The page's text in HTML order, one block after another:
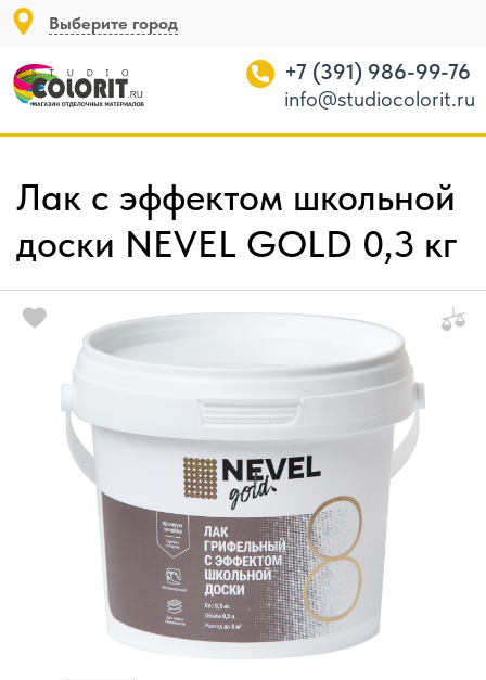
Выберите город
+7 (391) 986-99-76
info@studiocolorit.ru
Лак с эффектом школьной
доски NEVEL GOLD 0,3 кг